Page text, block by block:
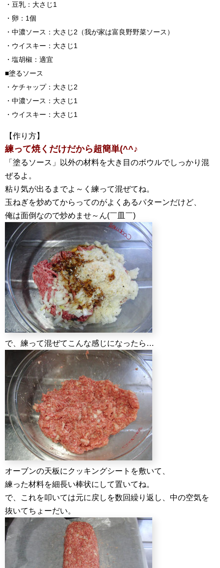
・豆乳：大さじ1
・卵：1個
・中濃ソース：大さじ2（我が家は富良野野菜ソース）
・ウイスキー：大さじ1
・塩胡椒：適宜
■塗るソース
・ケチャップ：大さじ2
・中濃ソース：大さじ1
・ウイスキー：大さじ1
【作り方】
練って焼くだけだから超簡単(^^♪
「塗るソース」以外の材料を大き目のボウルでしっかり混
ぜるよ。
粘り気が出るまでよ～く練って混ぜてね。
玉ねぎを炒めてからってのがよくあるパターンだけど、
俺は面倒なので炒めませ～ん(￣皿￣)
で、練って混ぜてこんな感じになったら…
オーブンの天板にクッキングシートを敷いて、
練った材料を細長い棒状にして置いてね。
で、これを叩いては元に戻しを数回繰り返し、中の空気を
抜いてちょーだい。